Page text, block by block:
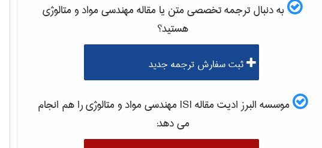
به دنبال ترجمه تخصصی متن یا مقالهمهندسی مواد و متالوژی
هستید؟
ثبت سفارش ترجمه جدید
موسسه البرز ادیت مقاله ISI مهندسی مواد و متالوژیرا هم انجام
می دهد: